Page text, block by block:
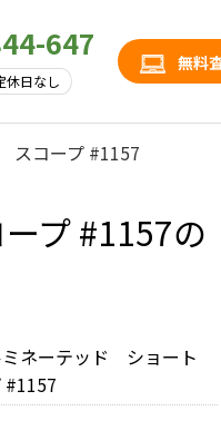
647
休日なし
無料
コープ #1157
プ #1157の
ネーテッド ショート